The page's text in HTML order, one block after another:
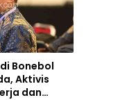
Bonebol
Aktivis
dan